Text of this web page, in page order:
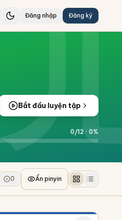
Đăng nhập Đăng ký
Bắt đầu luyện tập
0/12· 0%
0 Ẩn pinyin